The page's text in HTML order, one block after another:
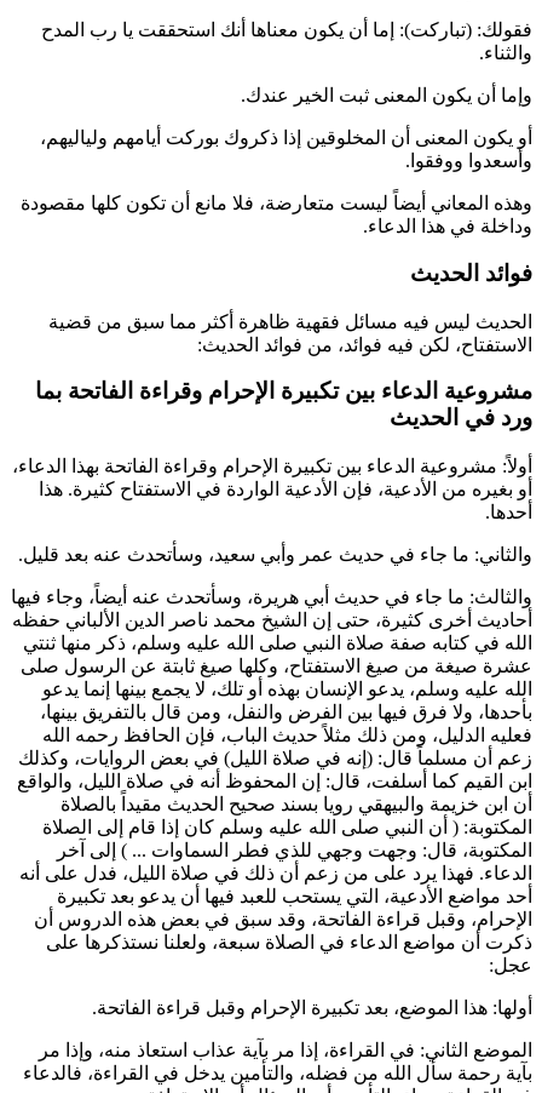
فقولك: (تباركت): إما أن يكون معناها أنك استحققت يا رب المدح
والثناء.
وإما أن يكون المعنى ثبت الخير عندك.
أو يكون المعنى أن المخلوقين إذا ذكروك بوركت أيامهم ولياليهم،
وأسعدوا ووفقوا.
وهذه المعاني أيضاً ليست متعارضة، فلا مانع أن تكون كلها مقصودة
وداخلة في هذا الدعاء.
فوائد الحديث
الحديث ليس فيه مسائل فقهية ظاهرة أكثر مما سبق من قضية
الاستفتاح، لكن فيه فوائد، من فوائد الحديث:
مشروعية الدعاء بين تكبيرة الإحرام وقراءة الفاتحة بما
ورد في الحديث
أولاً: مشروعية الدعاء بين تكبيرة الإحرام وقراءة الفاتحة بهذا الدعاء،
أو بغيره من الأدعية، فإن الأدعية الواردة في الاستفتاح كثيرة. هذا
أحدها.
والثاني: ما جاء في حديث عمر و أبي سعيد، وسأتحدث عنه بعد قليل.
والثالث: ما جاء في حديث أبي هريرة، وسأتحدث عنه أيضاً، وجاء فيها
أحاديث أخرى كثيرة، حتى إن الشيخ محمد ناصر الدين الألباني حفظه
الله في كتابه صفة صلاة النبي صلى الله عليه وسلم، ذكر منها ثنتي
عشرة صيغة من صيغ الاستفتاح، وكلها صيغ ثابتة عن الرسول صلى
الله عليه وسلم، يدعو الإنسان بهذه أو تلك، لا يجمع بينها إنما يدعو
بأحدها، ولا فرق فيها بين الفرض والنفل، ومن قال بالتفريق بينها،
فعليه الدليل، ومن ذلك مثلاً حديث الباب، فإن الحافظ رحمه الله
زعم أن مسلماً قال: (إنه في صلاة الليل) في بعض الروايات، وكذلك
ابن القيم كما أسلفت، قال: إن المحفوظ أنه في صلاة الليل، والواقع
أن ابن خزيمة و البيهقي رويا بسند صحيح الحديث مقيداً بالصلاة
المكتوبة: ( أن النبي صلى الله عليه وسلم كان إذا قام إلى الصلاة
المكتوبة، قال: وجهت وجهي للذي فطر السماوات ... ) إلى آخر
الدعاء. فهذا يرد على من زعم أن ذلك في صلاة الليل، فدل على أنه
أحد مواضع الأدعية، التي يستحب للعبد فيها أن يدعو بعد تكبيرة
الإحرام، وقبل قراءة الفاتحة، وقد سبق في بعض هذه الدروس أن
ذكرت أن مواضع الدعاء في الصلاة سبعة، ولعلنا نستذكرها على
عجل:
أولها: هذا الموضع، بعد تكبيرة الإحرام وقبل قراءة الفاتحة.
الموضع الثاني: في القراءة، إذا مر بآية عذاب استعاذ منه، وإذا مر
بآية رحمة سأل الله من فضله، والتأمين يدخل في القراءة، فالدعاء